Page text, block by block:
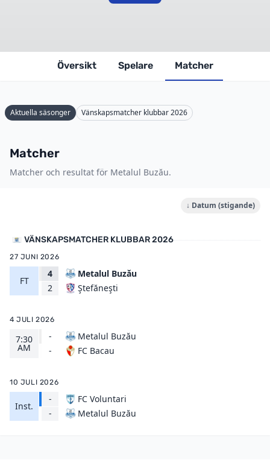
Översikt Spelare Matcher
Aktuella säsonger Vänskapsmatcher klubbar 2026
Matcher
Matcher och resultat för Metalul Buzău.
↓ Datum (stigande)
VÄNSKAPSMATCHER KLUBBAR 2026
27 JUNI 2026
FT
4
2
Metalul Buzău
Ştefăneşti
4 JULI 2026
7:30
AM
-
-
Metalul Buzău
FC Bacau
10 JULI 2026
Inst.
-
-
FC Voluntari
Metalul Buzău